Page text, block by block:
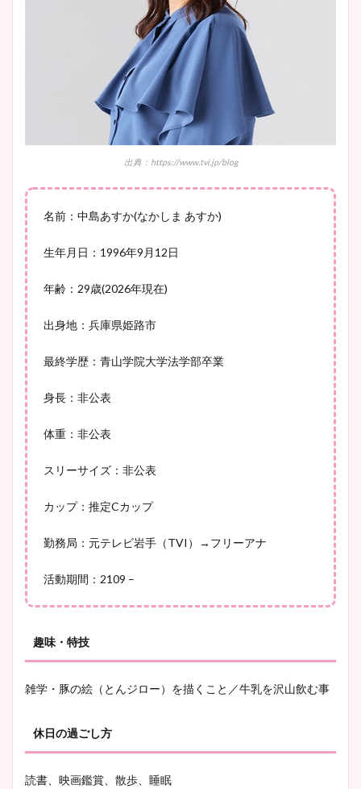
安藤萌々アナのカップ画像や
ニット衣装まとめ！美足の筋
肉も凄い！
鈴木唯の太ってた時の体重が
ヤバすぎww原因や痩せたダ
イエット方は？昔と現在を画
豊島実季アナのカップ画像ま
とめ！美脚や水着姿に年齢も
宇賀神メグアナのニット画像
まとめ！足も美脚でカップも
池谷実悠アナのメガネ画像が
かわいい！カップや水着姿も
出典：https://www.tvi.jp/blog
名前：中島あすか(なかしま あすか)
生年月日：1996年9月12日
年齢：29歳(2026年現在)
出身地：兵庫県姫路市
最終学歴：青山学院大学法学部卒業
身長：非公表
体重：非公表
スリーサイズ：非公表
カップ：推定Cカップ
勤務局：元テレビ岩手（TVI）→フリーアナ
活動期間：2109 –
趣味・特技
雑学・豚の絵（とんジロー）を描くこと／牛乳を沢山飲む事
休日の過ごし方
読書、映画鑑賞、散歩、睡眠